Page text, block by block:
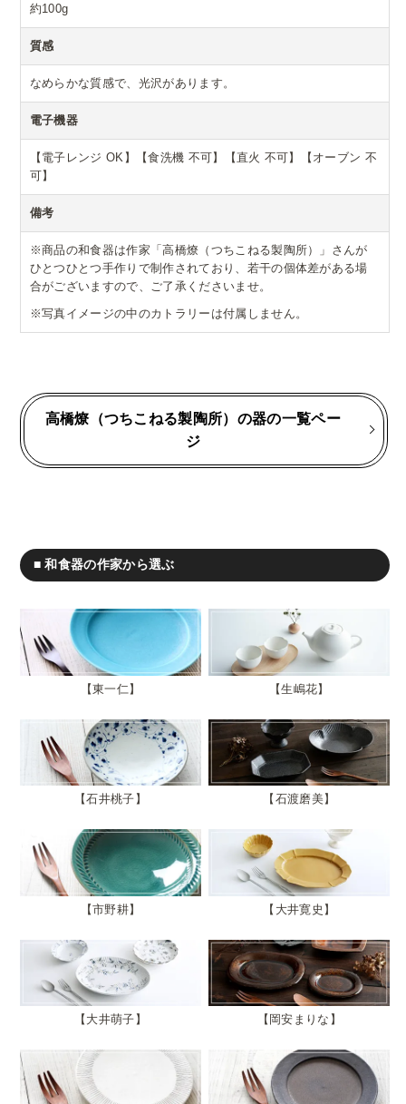
約100g
質感
なめらかな質感で、光沢があります。
電子機器
【電子レンジ OK】【食洗機 不可】【直火 不可】【オーブン 不
可】
備考
※商品の和食器は作家「高橋燎（つちこねる製陶所）」さんが
ひとつひとつ手作りで制作されており、若干の個体差がある場
合がございますので、ご了承くださいませ。
※写真イメージの中のカトラリーは付属しません。
高橋燎（つちこねる製陶所）の器の一覧ペー
ジ
■ 和食器の作家から選ぶ
東一仁 生嶋花
石井桃子 石渡磨美
市野耕 大井寛史
大井萌子 岡安まりな